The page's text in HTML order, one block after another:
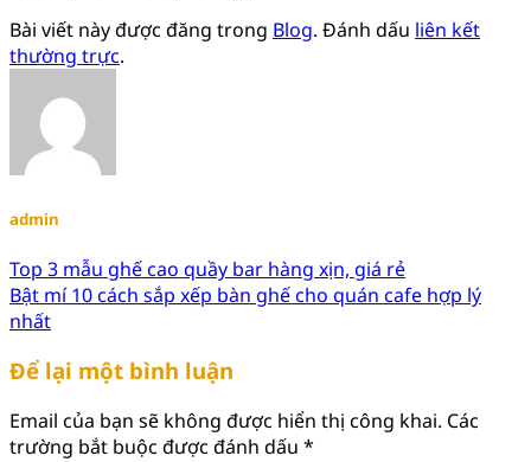
Bài viết này được đăng trong Blog. Đánh dấu liên kết
thường trực.
admin
Top 3 mẫu ghế cao quầy bar hàng xịn, giá rẻ
Bật mí 10 cách sắp xếp bàn ghế cho quán cafe hợp lý
nhất
Để lại một bình luận
Email của bạn sẽ không được hiển thị công khai. Các
trường bắt buộc được đánh dấu *